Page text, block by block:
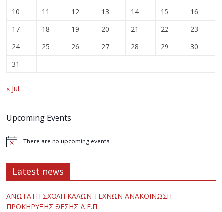
10
11 12 13 14 15
16
17
18 19 20 21 22
23
24
25 26 27 28 29
30
31
« Jul
Upcoming Events
There are no upcoming events.
Latest news
ΑΝΩΤΑΤΗ ΣΧΟΛΗ ΚΑΛΩΝ ΤΕΧΝΩΝ ΑΝΑΚΟΙΝΩΣΗ
ΠΡΟΚΗΡΥΞΗΣ ΘΕΣΗΣ Δ.Ε.Π.